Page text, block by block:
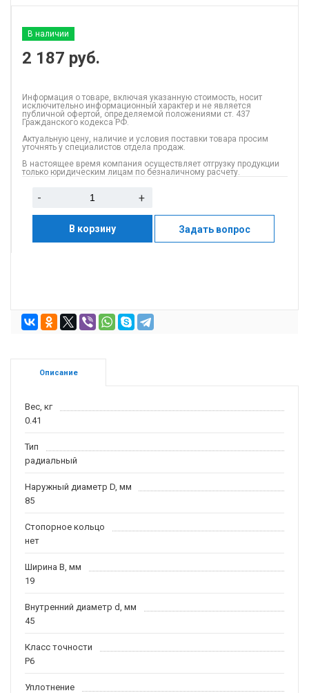
В наличии
2 187 руб.
Информация о товаре, включая указанную стоимость, носит
исключительно информационный характер и не является
публичной офертой, определяемой положениями ст. 437
Гражданского кодекса РФ.
Актуальную цену, наличие и условия поставки товара просим
уточнять у специалистов отдела продаж.
В настоящее время компания осуществляет отгрузку продукции
только юридическим лицам по безналичному расчету.
- +
В корзину Задать вопрос
Описание
Вес, кг
0.41
Тип
радиальный
Наружный диаметр D, мм
85
Стопорное кольцо
нет
Ширина B, мм
19
Внутренний диаметр d, мм
45
Класс точности
P6
Уплотнение